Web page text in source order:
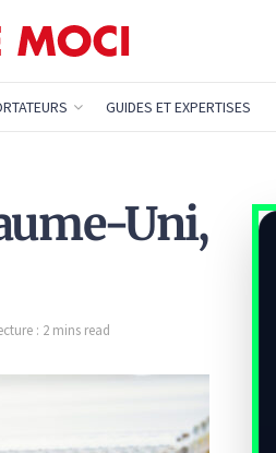
GUIDES ET EXPERTISES
Uni,
: 2 mins read